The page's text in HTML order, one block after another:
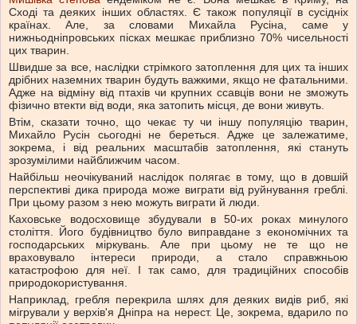
Сході та деяких інших областях. Є також популяції в сусідніх
країнах. Але, за словами Михайла Русіна, саме у
нижньодніпровських пісках мешкає приблизно 70% чисельності
цих тварин.
Швидше за все, наслідки стрімкого затоплення для цих та інших
дрібних наземних тварин будуть важкими, якщо не фатальними.
Адже на відміну від птахів чи крупних ссавців вони не зможуть
фізично втекти від води, яка затопить місця, де вони живуть.
Втім, сказати точно, що чекає ту чи іншу популяцію тварин,
Михайло Русін сьогодні не береться. Адже це залежатиме,
зокрема, і від реальних масштабів затоплення, які стануть
зрозумілими найближчим часом.
Найбільш неочікуваний наслідок полягає в тому, що в довшій
перспективі дика природа може виграти від руйнування греблі.
При цьому разом з нею можуть виграти й люди.
Каховське водосховище збудували в 50-их роках минулого
століття. Його будівництво було виправдане з економічних та
господарських міркувань. Але при цьому не те що не
враховувало інтереси природи, а стало справжньою
катастрофою для неї. І так само, для традиційних способів
природокористування.
Наприклад, гребля перекрила шлях для деяких видів риб, які
мігрували у верхів'я Дніпра на нерест. Це, зокрема, вдарило по